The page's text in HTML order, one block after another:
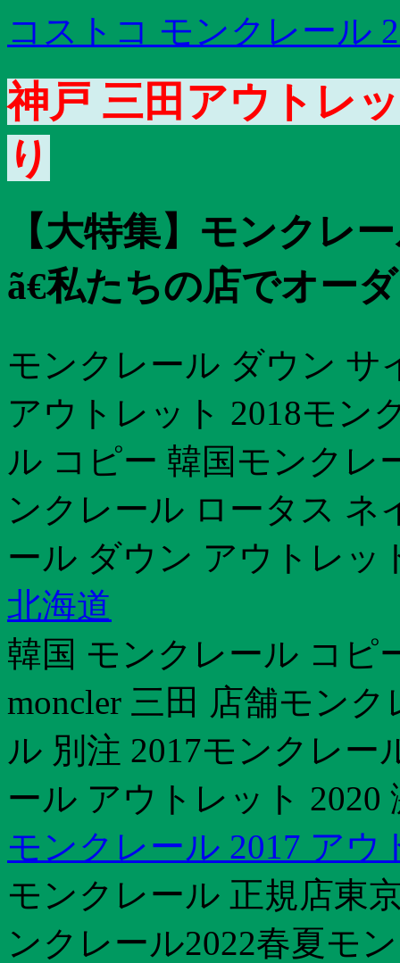
コストコ モンクレール
神戸 三田アウトレ
り
【大特集】モンクレ
ã€私たちの店でオー
モンクレール ダウン サ
アウトレット 2018モン
ル コピー 韓国モンクレ
ンクレール ロータス
ール ダウン アウトレッ
北海道
韓国 モンクレール コピ
moncler 三田 店舗モン
ル 別注 2017モンクレ
ール アウトレット
モンクレール 2017 アウ
モンクレール 正規店東
ンクレール2022春夏モ